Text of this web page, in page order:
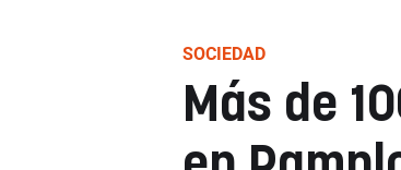
SOCIEDAD
Más de